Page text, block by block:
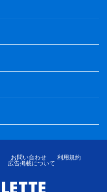
お問い合わせ
利用規約
広告掲載について